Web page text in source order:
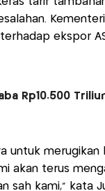
ekspor
Rp10.500
untuk merugikan
akan terus
sah kami," kata